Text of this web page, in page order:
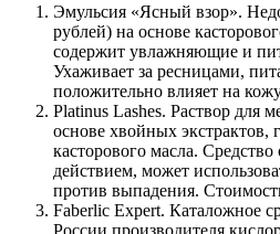
Эмульсия «Ясный взор».
рублей) на основе
содержит увлажняющие и
Ухаживает за ресницами,
положительно влияет на
Platinus Lashes. Раствор для
основе хвойных экстрактов,
касторового масла.
действием, может
против выпадения.
Faberlic Expert. Каталожное
России производителя